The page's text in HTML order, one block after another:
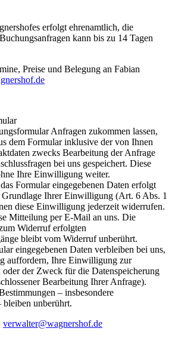
erfolgt ehrenamtlich, die
kann bis zu 14 Tagen
Preise und Belegung an Fabian
Anfragen zukommen lassen,
dem Formular inklusive der von Ihnen
zwecks Bearbeitung der Anfrage
bei uns gespeichert. Diese
Ihre Einwilligung weiter.
Formular eingegebenen Daten erfolgt
Grundlage Ihrer Einwilligung (Art. 6 Abs. 1
diese Einwilligung jederzeit widerrufen.
Mitteilung per E-Mail an uns. Die
Widerruf erfolgten
bleibt vom Widerruf unberührt.
eingegebenen Daten verbleiben bei uns,
auffordern, Ihre Einwilligung zur
der Zweck für die Datenspeicherung
Bearbeitung Ihrer Anfrage).
– insbesondere
unberührt.
verwalter@wagnershof.de